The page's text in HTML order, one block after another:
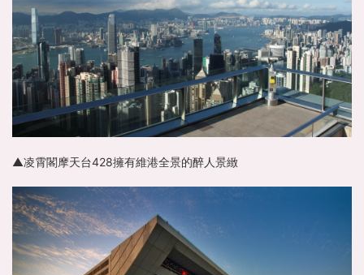
▲凌霄閣摩天台428擁有維港全景的醉人景緻